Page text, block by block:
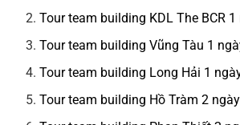
Tour team building KDL The BCR 1
Tour team building Vũng Tàu 1
Tour team building Long Hải 1
Tour team building Hồ Tràm 2